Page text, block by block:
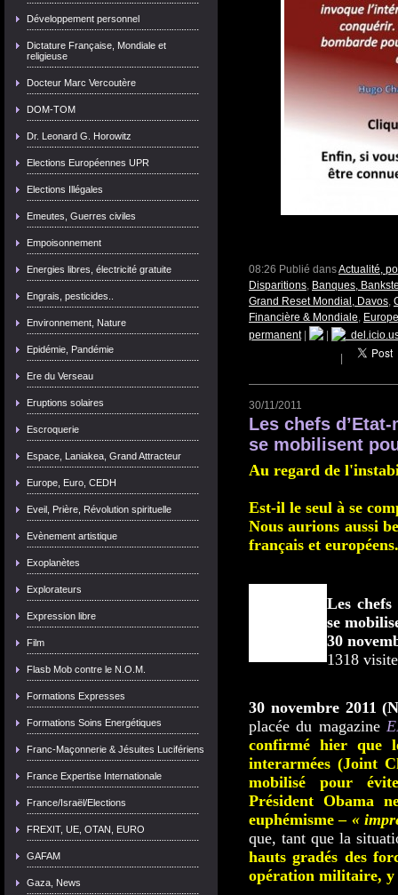
Développement personnel
Dictature Française, Mondiale et
religieuse
Docteur Marc Vercoutère
DOM-TOM
Dr. Leonard G. Horowitz
Elections Européennes UPR
Elections Illégales
Emeutes, Guerres civiles
Empoisonnement
Energies libres, électricité gratuite
Engrais, pesticides..
Environnement, Nature
Epidémie, Pandémie
Ere du Verseau
Eruptions solaires
Escroquerie
Espace, Laniakea, Grand Attracteur
Europe, Euro, CEDH
Eveil, Prière, Révolution spirituelle
Evènement artistique
Exoplanètes
Explorateurs
Expression libre
Film
Flasb Mob contre le N.O.M.
Formations Expresses
Formations Soins Energétiques
Franc-Maçonnerie & Jésuites Lucifériens
France Expertise Internationale
France/Israël/Elections
FREXIT, UE, OTAN, EURO
GAFAM
Gaza, News
08:26 Publié dansActualité,
Disparitions, Banques,
Grand Reset Mondial, Davos,
Financière & Mondiale,
permanent|
30/11/2011
Les chefs
se mobilisent
Au regard de
Est-il le seul à se
Nous aurions aussi
français et européens.
Les
se
30
1318
30 novembre 2011
placée du magazine
confirmé hier que
interarmées (Joint
mobilisé pour
Président Obama
euphémisme – «
que, tant que la
hauts gradés des
opération militaire,